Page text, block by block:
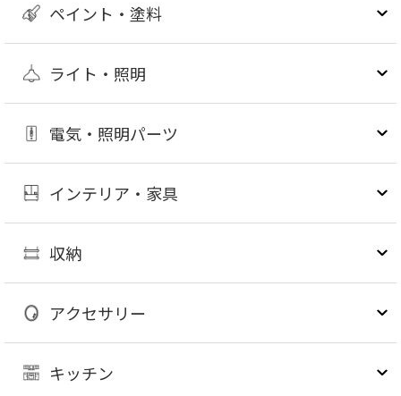
ペイント・塗料
ライト・照明
電気・照明パーツ
インテリア・家具
収納
アクセサリー
キッチン